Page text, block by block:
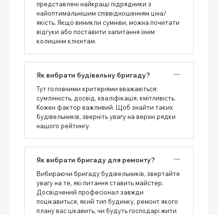
представлені найкращі підрядники з
найоптимальнішим співвідношенням ціна/
якість. Якщо виникли сумніви, можна почитати
відгуки або поставити запитання їхнім
колишнім клієнтам.
Як вибрати будівельну бригаду?
Тут головними критеріями вважаються:
сумлінність, досвід, кваліфікація, кмітливість.
Кожен фактор важливий. Щоб знайти таких
будівельників, зверніть увагу на верхні рядки
нашого рейтингу.
Як вибрати бригаду для ремонту?
Вибираючи бригаду будівельників, звертайте
увагу на те, які питання ставить майстер.
Досвідчений професіонал завжди
поцікавиться, який тип будинку, ремонт якого
плану вас цікавить, чи будуть господарі жити